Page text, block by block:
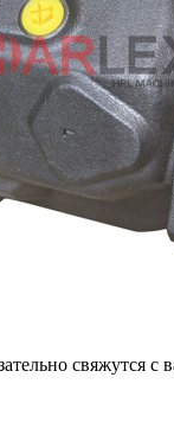
свяжутся с